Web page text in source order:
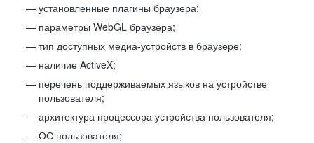
установленные плагины браузера;
параметры WebGL браузера;
тип доступных медиа-устройств в браузере;
наличие ActiveX;
перечень поддерживаемых языков на устройстве
пользователя;
архитектура процессора устройства пользователя;
ОС пользователя;